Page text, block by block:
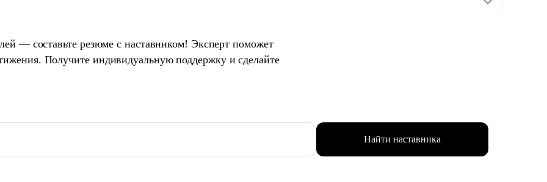
— составьте резюме с наставником! Эксперт поможет
Получите индивидуальную поддержку и сделайте
Найти наставника